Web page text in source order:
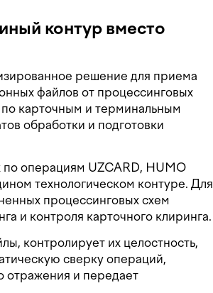
контур вместо
решение для приема
файлов от процессинговых
карточным и терминальным
обработки и подготовки
операциям UZCARD, HUMO
технологическом контуре. Для
процессинговых схем
и контроля карточного клиринга.
контролирует их целостность,
сверку операций,
отражения и передает